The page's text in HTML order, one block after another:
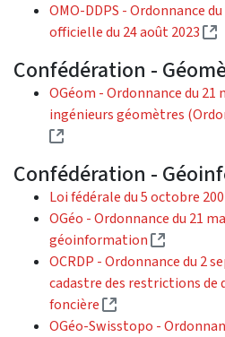
OMO-DDPS - Ordonnance
officielle du 24 août 2023
Confédération -
OGéom - Ordonnance du 21
ingénieurs géomètres
(Lien externe)
Confédération -
Loi fédérale du 5 octobre
OGéo - Ordonnance du 21
géoinformation
(Lien
OCRDP - Ordonnance du 2
cadastre des restrictions
foncière
(Lien externe)
OGéo-Swisstopo -